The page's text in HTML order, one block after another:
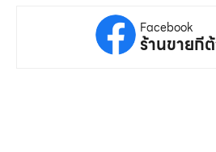
Facebook
ร้านขายกี